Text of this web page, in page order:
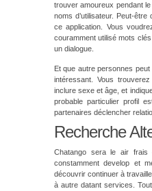
trouver amoureux pendant
noms d’utilisateur. Peut-
ce application. Vous
couramment utilisé mots
un dialogue.
Et que autre personnes
intéressant. Vous
inclure sexe et âge, et
probable particulier profil
partenaires déclencher
Recherche
Chatango sera le air frais
constamment develop et
découvrir continuer à
à autre datant services.